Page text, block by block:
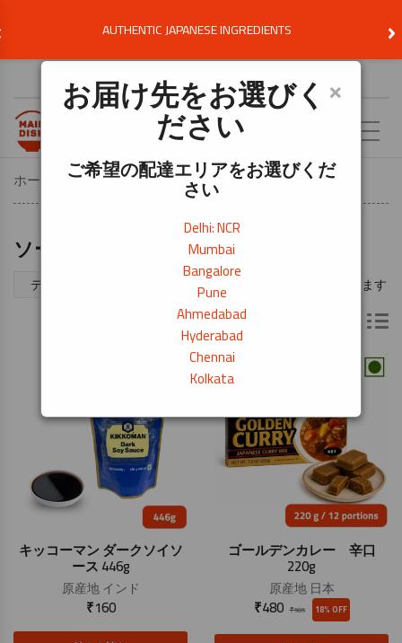
AUTHENTIC JAPANESE INGREDIENTS ›
お届け先を選択 ×
お届け先をお選びく
ださい
ご希望の配達エリアをお選びくだ
さい
Delhi: NCR
Mumbai
Bangalore
Pune
Ahmedabad
Hyderabad
Chennai
Kolkata
ホーム 基本アイテム ソース・調味料・オイル
ソース・調味料・オイル
結果の1～70/95を表示しています
キッコーマン ダークソイソ
ース 446g
原産地インド
₹160
ゴールデンカレー 辛口
220g
原産地日本
₹585
₹480 18% OFF